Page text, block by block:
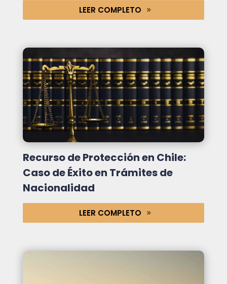
LEER COMPLETO
Recurso de Protección en Chile:
Caso de Éxito en Trámites de
Nacionalidad
LEER COMPLETO